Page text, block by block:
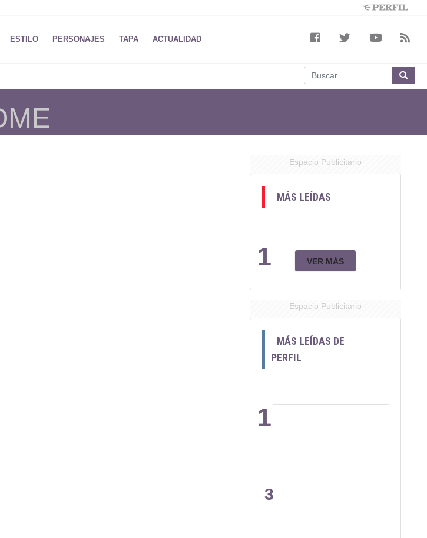
ESTILO PERSONAJES TAPA ACTUALIDAD
Espacio Publicitario
MÁS LEÍDAS
1 VER MÁS
Espacio Publicitario
MÁS LEÍDAS DE
PERFIL
1
2
3